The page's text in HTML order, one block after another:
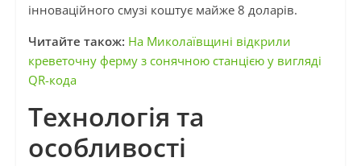
інноваційного смузі коштує майже 8 доларів.
Читайте також: На Миколаївщині відкрили
креветочну ферму з сонячною станцією у вигляді
QR-кода
Технологія та
особливості